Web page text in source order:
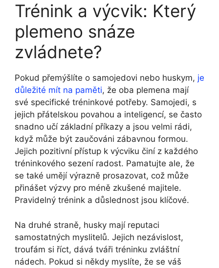
Trénink a výcvik: Který
plemeno snáze
zvládnete?
Pokud přemýšlíte o samojedovi nebo huskym, je
důležité mít na paměti, že oba plemena mají
své specifické tréninkové potřeby. Samojedi, s
jejich přátelskou povahou a inteligencí, se často
snadno učí základní příkazy a jsou velmi rádi,
když může být zaučováni zábavnou formou.
Jejich pozitivní přístup k výcviku činí z každého
tréninkového sezení radost. Pamatujte ale, že
se také umějí výrazně prosazovat, což může
přinášet výzvy pro méně zkušené majitele.
Pravidelný trénink a důslednost jsou klíčové.
Na druhé straně, husky mají reputaci
samostatných myslitelů. Jejich nezávislost,
troufám si říct, dává tváři tréninku zvláštní
nádech. Pokud si někdy myslíte, že se váš